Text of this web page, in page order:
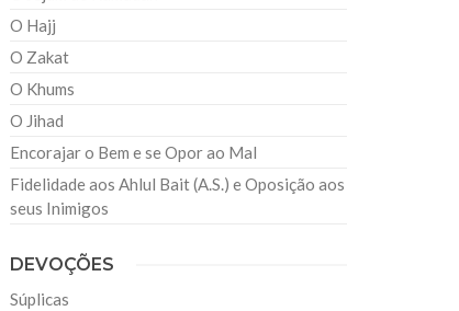
O Hajj
O Zakat
O Khums
O Jihad
Encorajar o Bem e se Opor ao Mal
Fidelidade aos Ahlul Bait (A.S.) e Oposição aos
seus Inimigos
DEVOÇÕES
Súplicas